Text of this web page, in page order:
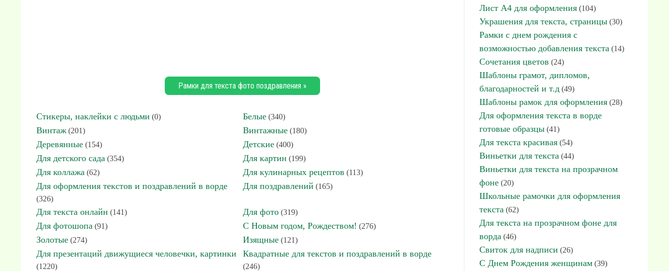
Рамки для текста фото поздравления »
Стикеры, наклейки с людьми (0) Белые (340)
Винтаж (201) Винтажные (180)
Деревянные (154) Детские (400)
Для детского сада (354) Для картин (199)
Для коллажа (62) Для кулинарных рецептов (113)
Для оформления текстов и поздравлений в ворде
(326)
Для поздравлений (165)
Для текста онлайн (141) Для фото (319)
Для фотошопа (91) С Новым годом, Рождеством! (276)
Золотые (274) Изящные (121)
Для презентаций движущиеся человечки, картинки
(1220)
Квадратные для текстов и поздравлений в ворде
(246)
Лист А4 для оформления (104)
Украшения для текста, страницы (30)
Рамки с днем рождения с
возможностью добавления текста (14)
Сочетания цветов (24)
Шаблоны грамот, дипломов,
благодарностей и т.д (49)
Шаблоны рамок для оформления (28)
Для оформления текста в ворде
готовые образцы (41)
Для текста красивая (54)
Виньетки для текста (44)
Виньетки для текста на прозрачном
фоне (20)
Школьные рамочки для оформления
текста (62)
Для текста на прозрачном фоне для
ворда (46)
Свиток для надписи (26)
С Днем Рождения женщинам (39)